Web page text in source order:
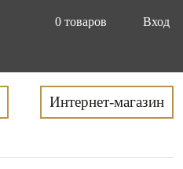
0 товаров
Вход
Интернет-магазин